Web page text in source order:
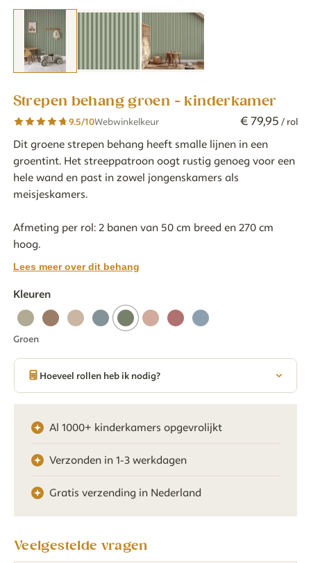
Strepen behang groen - kinderkamer
9.5/10Webwinkelkeur €79,95 / rol
Dit groene strepen behang heeft smalle lijnen in een
groentint. Het streeppatroon oogt rustig genoeg voor een
hele wand en past in zowel jongenskamers als
meisjeskamers.
Afmeting per rol: 2 banen van 50 cm breed en 270 cm
hoog.
Lees meer over dit behang
Kleuren
Groen
Hoeveel rollen heb ik nodig?
Al 1000+ kinderkamers opgevrolijkt
Verzonden in 1-3 werkdagen
Gratis verzending in Nederland
Veelgestelde vragen